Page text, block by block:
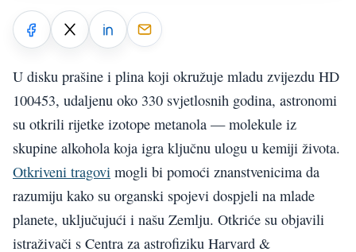
U disku prašine i plina koji okružuje mladu zvijezdu HD
100453, udaljenu oko 330 svjetlosnih godina, astronomi
su otkrili rijetke izotope metanola — molekule iz
skupine alkohola koja igra ključnu ulogu u kemiji života.
Otkriveni tragovi mogli bi pomoći znanstvenicima da
razumiju kako su organski spojevi dospjeli na mlade
planete, uključujući i našu Zemlju. Otkriće su objavili
istraživači s Centra za astrofiziku Harvard &